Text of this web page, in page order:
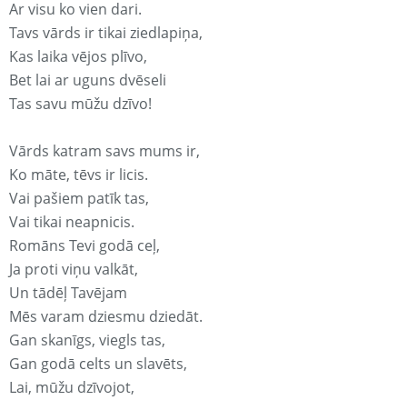
Ar visu ko vien dari.
Tavs vārds ir tikai ziedlapiņa,
Kas laika vējos plīvo,
Bet lai ar uguns dvēseli
Tas savu mūžu dzīvo!
Vārds katram savs mums ir,
Ko māte, tēvs ir licis.
Vai pašiem patīk tas,
Vai tikai neapnicis.
Romāns Tevi godā ceļ,
Ja proti viņu valkāt,
Un tādēļ Tavējam
Mēs varam dziesmu dziedāt.
Gan skanīgs, viegls tas,
Gan godā celts un slavēts,
Lai, mūžu dzīvojot,